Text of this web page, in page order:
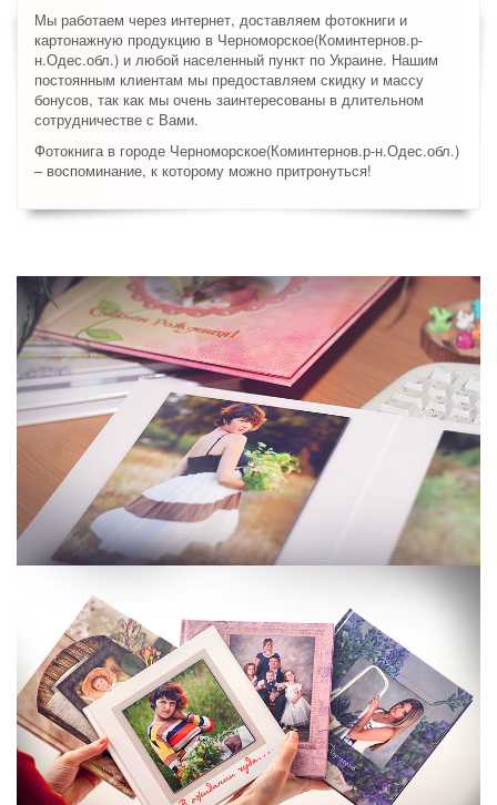
Мы работаем через интернет, доставляем фотокниги и
картонажную продукцию в Черноморское(Коминтернов.р-
н.Одес.обл.) и любой населенный пункт по Украине. Нашим
постоянным клиентам мы предоставляем скидку и массу
бонусов, так как мы очень заинтересованы в длительном
сотрудничестве с Вами.
Фотокнига в городе Черноморское(Коминтернов.р-н.Одес.обл.)
– воспоминание, к которому можно притронуться!